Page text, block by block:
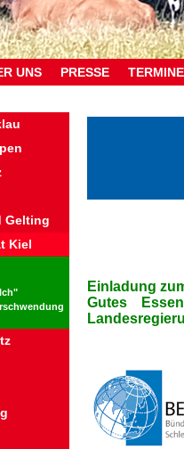
UNS PRESSE TERMINE
Gelting
Kiel
Einladung
Gutes